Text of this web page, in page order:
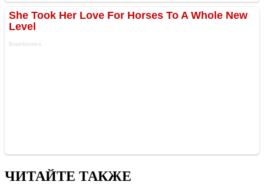
ЧИТАЙТЕ ТАКЖЕ